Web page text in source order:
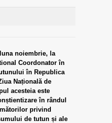
noiembrie, la
Coordonator în
în Republica
Națională de
acesteia este
în rândul
privind
de tutun și ale